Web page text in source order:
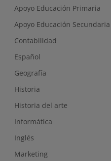
Apoyo Educación Primaria
Apoyo Educación Secundaria
Contabilidad
Español
Geografía
Historia
Historia del arte
Informática
Inglés
Marketing